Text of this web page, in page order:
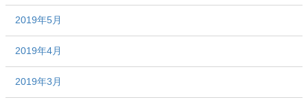
2019年5月
2019年4月
2019年3月